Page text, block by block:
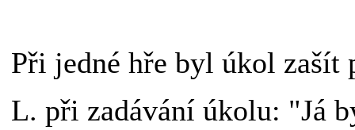
Při jedné hře byl úkol zašít
L. při zadávání úkolu: "Já